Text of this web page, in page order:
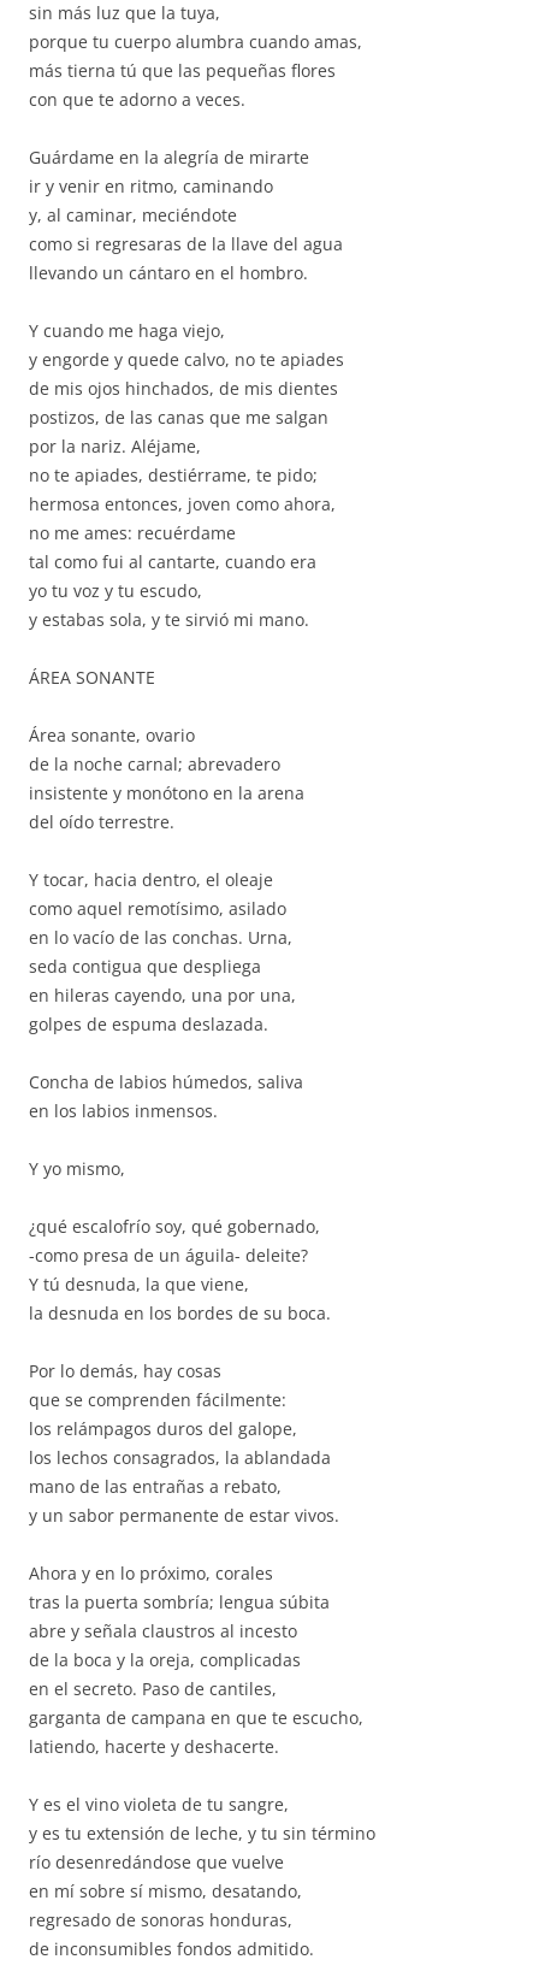
sin más luz que la tuya,
porque tu cuerpo alumbra cuando amas,
más tierna tú que las pequeñas flores
con que te adorno a veces.
Guárdame en la alegría de mirarte
ir y venir en ritmo, caminando
y, al caminar, meciéndote
como si regresaras de la llave del agua
llevando un cántaro en el hombro.
Y cuando me haga viejo,
y engorde y quede calvo, no te apiades
de mis ojos hinchados, de mis dientes
postizos, de las canas que me salgan
por la nariz. Aléjame,
no te apiades, destiérrame, te pido;
hermosa entonces, joven como ahora,
no me ames: recuérdame
tal como fui al cantarte, cuando era
yo tu voz y tu escudo,
y estabas sola, y te sirvió mi mano.
ÁREA SONANTE
Área sonante, ovario
de la noche carnal; abrevadero
insistente y monótono en la arena
del oído terrestre.
Y tocar, hacia dentro, el oleaje
como aquel remotísimo, asilado
en lo vacío de las conchas. Urna,
seda contigua que despliega
en hileras cayendo, una por una,
golpes de espuma deslazada.
Concha de labios húmedos, saliva
en los labios inmensos.
Y yo mismo,
¿qué escalofrío soy, qué gobernado,
-como presa de un águila- deleite?
Y tú desnuda, la que viene,
la desnuda en los bordes de su boca.
Por lo demás, hay cosas
que se comprenden fácilmente:
los relámpagos duros del galope,
los lechos consagrados, la ablandada
mano de las entrañas a rebato,
y un sabor permanente de estar vivos.
Ahora y en lo próximo, corales
tras la puerta sombría; lengua súbita
abre y señala claustros al incesto
de la boca y la oreja, complicadas
en el secreto. Paso de cantiles,
garganta de campana en que te escucho,
latiendo, hacerte y deshacerte.
Y es el vino violeta de tu sangre,
y es tu extensión de leche, y tu sin término
río desenredándose que vuelve
en mí sobre sí mismo, desatando,
regresado de sonoras honduras,
de inconsumibles fondos admitido.